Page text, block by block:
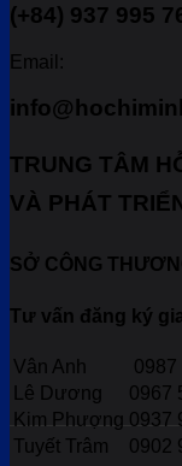
(+84) 937 995
Email:
TRUNG TÂM
VÀ PHÁT
SỞ CÔNG
Tư vấn đăng ký
Vân Anh 0987
Lê Dương
0967
Kim Phượng 0937
Tuyết Trâm
0902